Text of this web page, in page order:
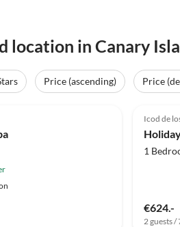
location in Canary
Price (ascending)
Price
Icod de
1
€624.-
2 guests /